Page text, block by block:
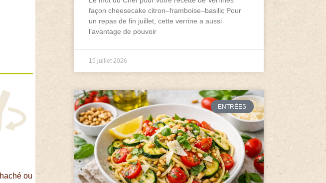
ou
façon cheesecake citron–framboise–basilic Pour
un repas de fin juillet, cette verrine a aussi
l’avantage de pouvoir
15 juillet 2026
ENTRÉES